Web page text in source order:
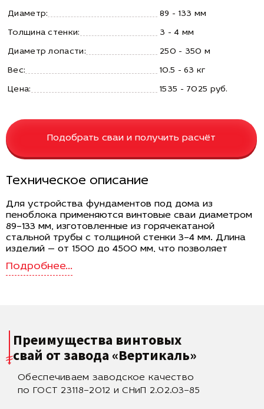
Диаметр: 89 - 133 мм
Толщина стенки: 3 - 4 мм
Диаметр лопасти: 250 - 350 м
Вес: 10.5 - 63 кг
Цена: 1535 - 7025 руб.
Подобрать сваи и получить расчёт
Техническое описание
Для устройства фундаментов под дома из
пеноблока применяются винтовые сваи диаметром
89–133 мм, изготовленные из горячекатаной
стальной трубы с толщиной стенки 3–4 мм. Длина
изделий — от 1500 до 4500 мм, что позволяет
подбирать их в зависимости от глубины
промерзания и характеристик грунта на участке.
монтаж в зависимости от объема работ.
Требования к фундаменту под дом из
пеноблока
Пеноблоки отличаются сравнительно небольшой
Преимущества винтовых
свай от завода «Вертикаль»
Обеспечиваем заводское качество
по ГОСТ 23118–2012 и СНиП 2.02.03–85